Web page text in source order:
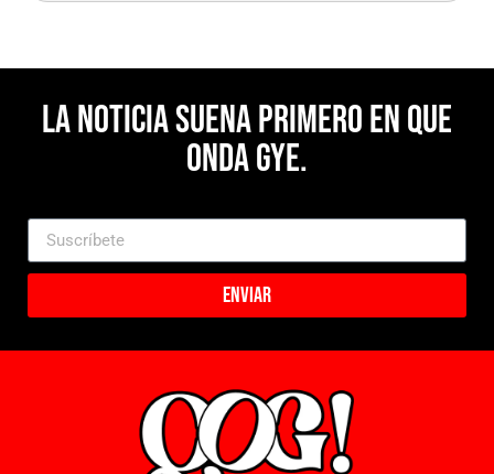
La noticia suena primero en Que
Onda Gye.
Enviar